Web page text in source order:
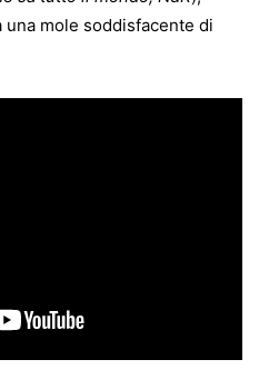
mole soddisfacente di